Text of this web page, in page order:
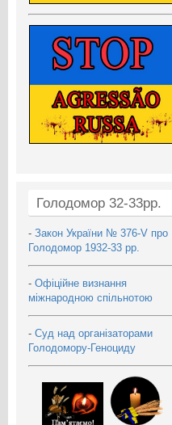
Голодомор 32-33рр.
- Закон України № 376-V про
Голодомор 1932-33 рр.
- Офіційне визнання
міжнародною спільнотою
- Суд над організаторами
Голодомору-Геноциду